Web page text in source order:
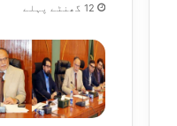
12 گھنٹے پہلے